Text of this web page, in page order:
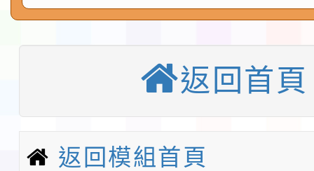
第3次招考代課鐘點教
告(不再辦理後續甄選)
檢送「桃園市115學年
賽實施要點」1份
本市「115學年度學生
「桃園市補助參觀特色
展演活動實施計畫」
教育部校安中心白海豚
返回首頁
返回模組首頁